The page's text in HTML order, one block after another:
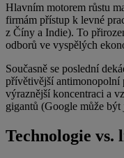
Hlavním motorem růstu
firmám přístup k levné
z Číny a Indie). To
odborů ve vyspělých
Současně se poslední
přívětivější antimonopolní
výraznější koncentraci a
gigantů (Google může
Technologie vs.